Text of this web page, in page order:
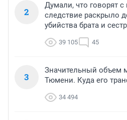
2
Думали, что говорят
следствие раскрыло
убийства брата и
39 105 45
3
Значительный объем
Тюмени. Куда его
34 494